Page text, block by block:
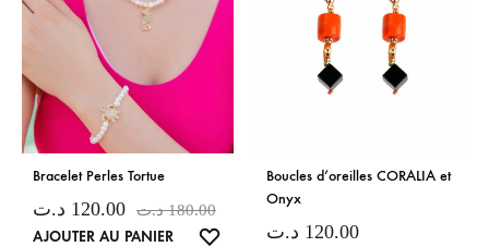
Bracelet Perles Tortue
120.00 د.ت 180.00 د.ت
AJOUTER AU PANIER
Boucles d’oreilles CORALIA et
Onyx
120.00 د.ت